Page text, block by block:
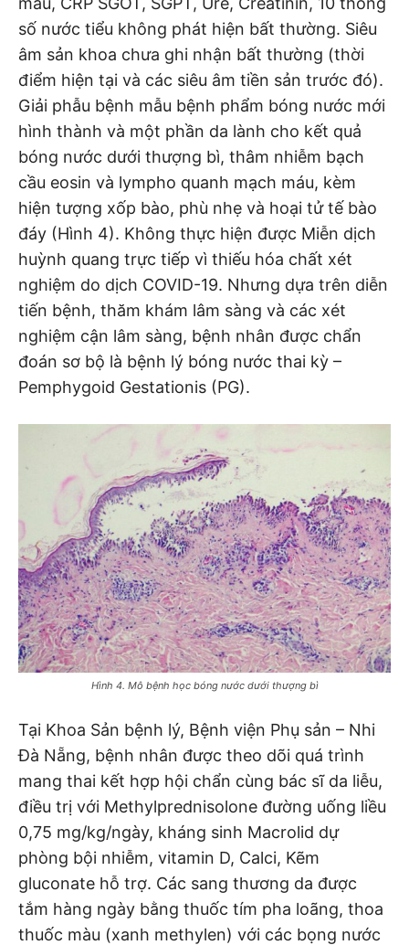
số nước tiểu không phát hiện bất thường. Siêu
âm sản khoa chưa ghi nhận bất thường (thời
điểm hiện tại và các siêu âm tiền sản trước đó).
Giải phẫu bệnh mẫu bệnh phẩm bóng nước mới
hình thành và một phần da lành cho kết quả
bóng nước dưới thượng bì, thâm nhiễm bạch
cầu eosin và lympho quanh mạch máu, kèm
hiện tượng xốp bào, phù nhẹ và hoại tử tế bào
đáy (Hình 4). Không thực hiện được Miễn dịch
huỳnh quang trực tiếp vì thiếu hóa chất xét
nghiệm do dịch COVID-19. Nhưng dựa trên diễn
tiến bệnh, thăm khám lâm sàng và các xét
nghiệm cận lâm sàng, bệnh nhân được chẩn
đoán sơ bộ là bệnh lý bóng nước thai kỳ –
Pemphygoid Gestationis (PG).
Hình 4. Mô bệnh học bóng nước dưới thượng bì
Tại Khoa Sản bệnh lý, Bệnh viện Phụ sản – Nhi
Đà Nẵng, bệnh nhân được theo dõi quá trình
mang thai kết hợp hội chẩn cùng bác sĩ da liễu,
điều trị với Methylprednisolone đường uống liều
0,75 mg/kg/ngày, kháng sinh Macrolid dự
phòng bội nhiễm, vitamin D, Calci, Kẽm
gluconate hỗ trợ. Các sang thương da được
tắm hàng ngày bằng thuốc tím pha loãng, thoa
thuốc màu (xanh methylen) với các bọng nước